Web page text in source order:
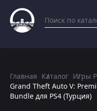
Главная Каталог Игры
Grand Theft Auto V:
Bundle для PS4 (Турция)